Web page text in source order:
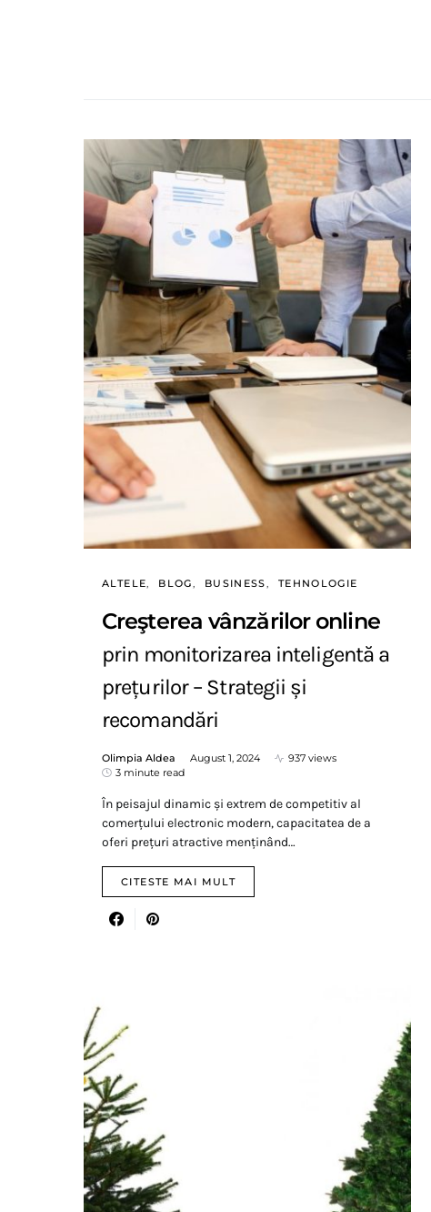
ALTELE BLOG BUSINESS TEHNOLOGIE
Creşterea vânzărilor online
prin monitorizarea inteligentă a
prețurilor – Strategii și
recomandări
Olimpia Aldea August 1, 2024
937 views
3 minute read
În peisajul dinamic și extrem de competitiv al
comerțului electronic modern, capacitatea de a
oferi prețuri atractive menținând…
CITESTE MAI MULT